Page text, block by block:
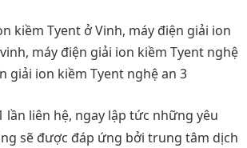
lần liên hệ, ngay lập tức những yêu
sẽ được đáp ứng bởi trung tâm dịch